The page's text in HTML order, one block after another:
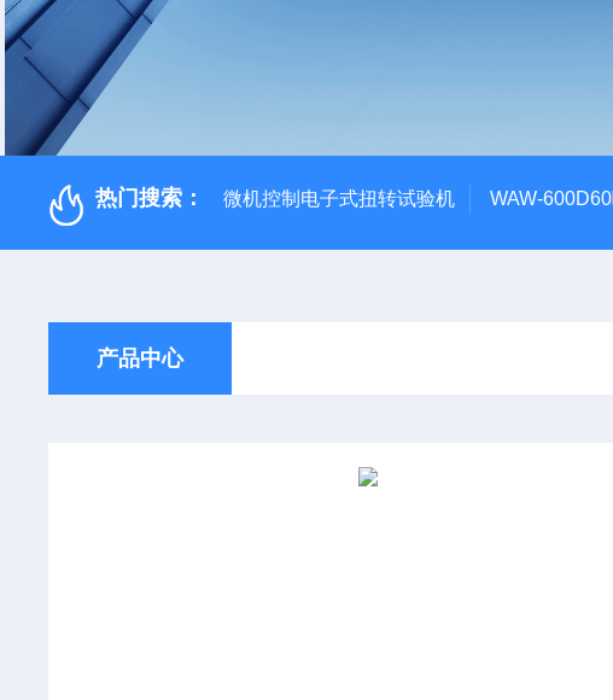
热门搜索： 微机控制电子式扭转试验机 WAW-
产品中心